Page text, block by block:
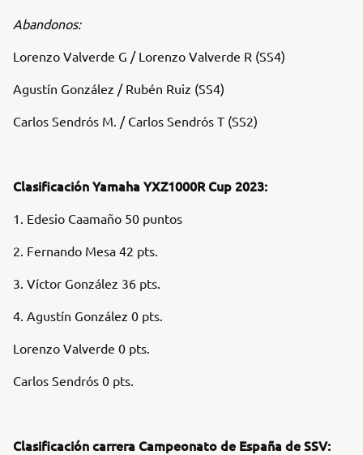
Abandonos:
Lorenzo Valverde G / Lorenzo Valverde R (SS4)
Agustín González / Rubén Ruiz (SS4)
Carlos Sendrós M. / Carlos Sendrós T (SS2)
Clasificación Yamaha YXZ1000R Cup 2023:
1. Edesio Caamaño 50 puntos
2. Fernando Mesa 42 pts.
3. Víctor González 36 pts.
4. Agustín González 0 pts.
Lorenzo Valverde 0 pts.
Carlos Sendrós 0 pts.
Clasificación carrera Campeonato de España de SSV: